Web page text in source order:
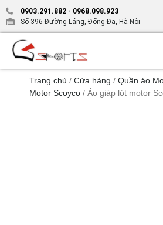
0903.291.882 - 0968.098.923
Số 396 Đường Láng, Đống Đa, Hà Nội
Trang chủ / Cửa hàng / Quần áo
Motor Scoyco / Áo giáp lót motor